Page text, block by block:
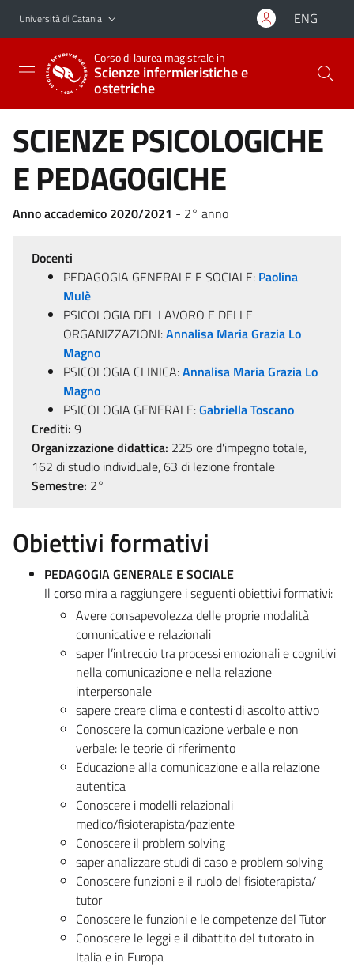
Vai al contenuto principale
Vai al menu di navigazione
Università di Catania ENG
Corso di laurea magistrale in
Scienze infermieristiche e
ostetriche
SCIENZE PSICOLOGICHE
E PEDAGOGICHE
Anno accademico 2020/2021 - 2° anno
Docenti
PEDAGOGIA GENERALE E SOCIALE: Paolina
Mulè
PSICOLOGIA DEL LAVORO E DELLE
ORGANIZZAZIONI:Annalisa Maria Grazia Lo
Magno
PSICOLOGIA CLINICA:Annalisa Maria Grazia Lo
Magno
PSICOLOGIA GENERALE:Gabriella Toscano
Crediti: 9
Organizzazione didattica: 225 ore d'impegno totale,
162 di studio individuale, 63 di lezione frontale
Semestre: 2°
Obiettivi formativi
PEDAGOGIA GENERALE E SOCIALE
Il corso mira a raggiungere i seguenti obiettivi formativi:
Avere consapevolezza delle proprie modalità
comunicative e relazionali
saper l’intreccio tra processi emozionali e cognitivi
nella comunicazione e nella relazione
interpersonale
sapere creare clima e contesti di ascolto attivo
Conoscere la comunicazione verbale e non
verbale: le teorie di riferimento
Educazione alla comunicazione e alla relazione
autentica
Conoscere i modelli relazionali
medico/fisioterapista/paziente
Conoscere il problem solving
saper analizzare studi di caso e problem solving
Conoscere funzioni e il ruolo del fisioterapista/
tutor
Conoscere le funzioni e le competenze del Tutor
Conoscere le leggi e il dibattito del tutorato in
Italia e in Europa